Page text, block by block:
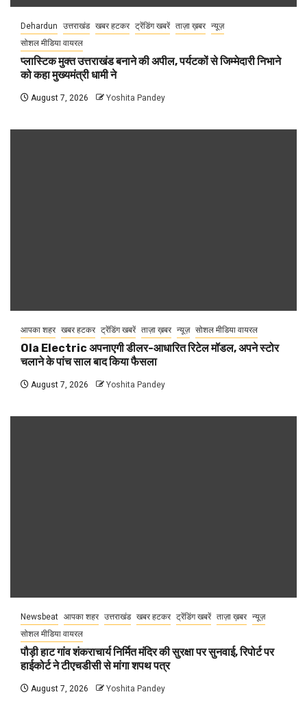
Dehardun उत्तराखंड खबर हटकर ट्रेंडिंग खबरें ताज़ा ख़बर न्यूज़
सोशल मीडिया वायरल
प्लास्टिक मुक्त उत्तराखंड बनाने की अपील, पर्यटकों से जिम्मेदारी निभाने
को कहा मुख्यमंत्री धामी ने
August 7, 2026 Yoshita Pandey
आपका शहर खबर हटकर ट्रेंडिंग खबरें ताज़ा ख़बर न्यूज़ सोशल मीडिया वायरल
Ola Electric अपनाएगी डीलर-आधारित रिटेल मॉडल, अपने स्टोर
चलाने के पांच साल बाद किया फैसला
August 7, 2026 Yoshita Pandey
Newsbeat आपका शहर उत्तराखंड खबर हटकर ट्रेंडिंग खबरें ताज़ा ख़बर न्यूज़
सोशल मीडिया वायरल
पौड़ी हाट गांव शंकराचार्य निर्मित मंदिर की सुरक्षा पर सुनवाई, रिपोर्ट पर
हाईकोर्ट ने टीएचडीसी से मांगा शपथ पत्र
August 7, 2026 Yoshita Pandey